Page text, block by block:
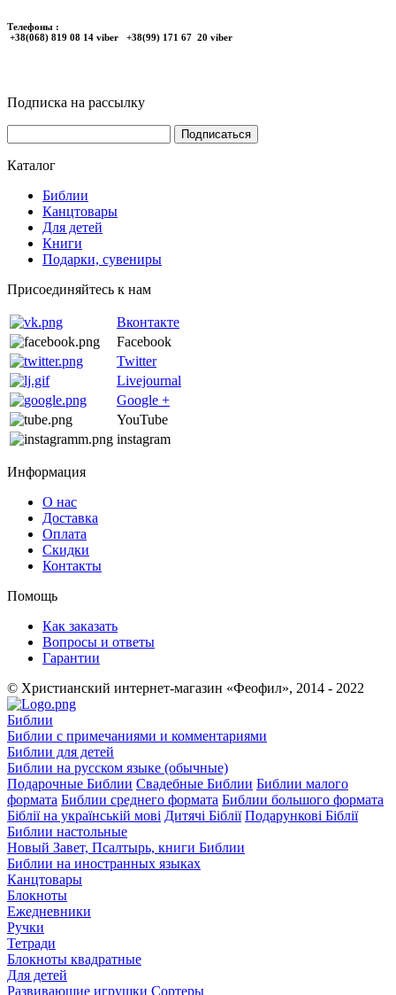
Телефоны :
+38(068) 819 08 14 viber +38(99) 171 67 20 viber
Подписка на рассылку
Каталог
Библии
Канцтовары
Для детей
Книги
Подарки, сувениры
Присоединяйтесь к нам
Вконтакте
Facebook
Twitter
Livejournal
Google +
YouTube
instagram
Информация
О нас
Доставка
Оплата
Скидки
Контакты
Помощь
Как заказать
Вопросы и ответы
Гарантии
© Христианский интернет-магазин «Феофил», 2014 - 2022
Библии
Библии с примечаниями и комментариями
Библии для детей
Библии на русском языке (обычные)
Подарочные Библии Свадебные Библии Библии малого
формата Библии среднего формата Библии большого формата
Біблії на українській мові Дитячі Біблії Подарункові Біблії
Библии настольные
Новый Завет, Псалтырь, книги Библии
Библии на иностранных языках
Канцтовары
Блокноты
Ежедневники
Ручки
Тетради
Блокноты квадратные
Для детей
Развивающие игрушки Сортеры